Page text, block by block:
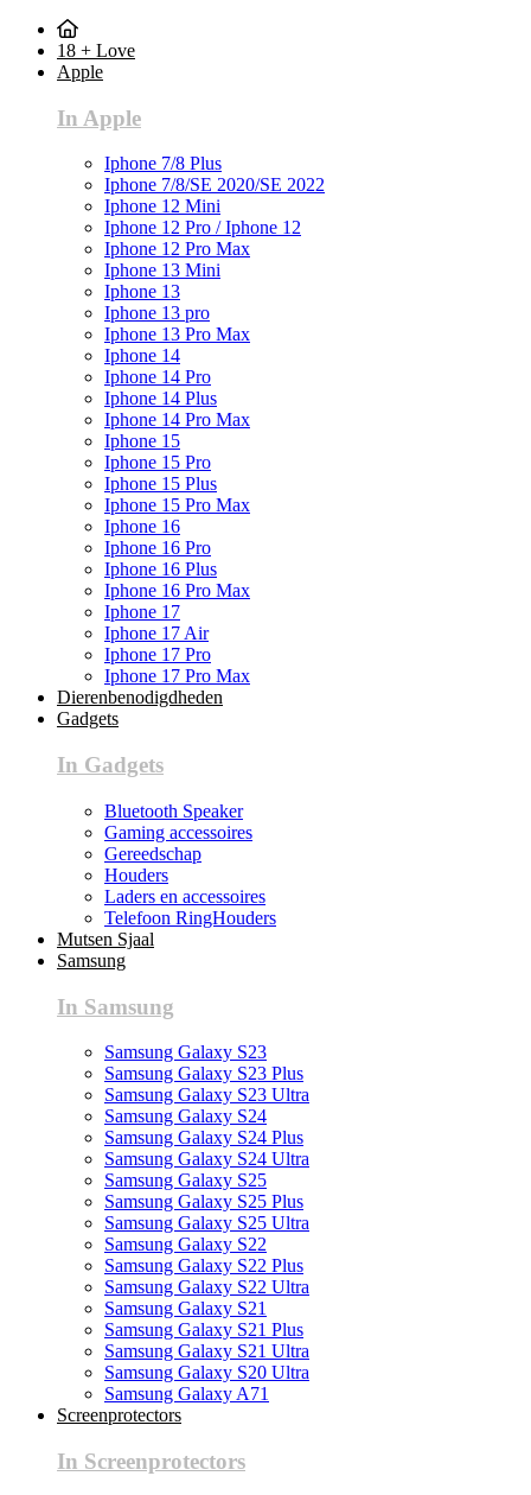
18 + Love
Apple
In Apple
Iphone 7/8 Plus
Iphone 7/8/SE 2020/SE 2022
Iphone 12 Mini
Iphone 12 Pro / Iphone 12
Iphone 12 Pro Max
Iphone 13 Mini
Iphone 13
Iphone 13 pro
Iphone 13 Pro Max
Iphone 14
Iphone 14 Pro
Iphone 14 Plus
Iphone 14 Pro Max
Iphone 15
Iphone 15 Pro
Iphone 15 Plus
Iphone 15 Pro Max
Iphone 16
Iphone 16 Pro
Iphone 16 Plus
Iphone 16 Pro Max
Iphone 17
Iphone 17 Air
Iphone 17 Pro
Iphone 17 Pro Max
Dierenbenodigdheden
Gadgets
In Gadgets
Bluetooth Speaker
Gaming accessoires
Gereedschap
Houders
Laders en accessoires
Telefoon RingHouders
Mutsen Sjaal
Samsung
In Samsung
Samsung Galaxy S23
Samsung Galaxy S23 Plus
Samsung Galaxy S23 Ultra
Samsung Galaxy S24
Samsung Galaxy S24 Plus
Samsung Galaxy S24 Ultra
Samsung Galaxy S25
Samsung Galaxy S25 Plus
Samsung Galaxy S25 Ultra
Samsung Galaxy S22
Samsung Galaxy S22 Plus
Samsung Galaxy S22 Ultra
Samsung Galaxy S21
Samsung Galaxy S21 Plus
Samsung Galaxy S21 Ultra
Samsung Galaxy S20 Ultra
Samsung Galaxy A71
Screenprotectors
In Screenprotectors